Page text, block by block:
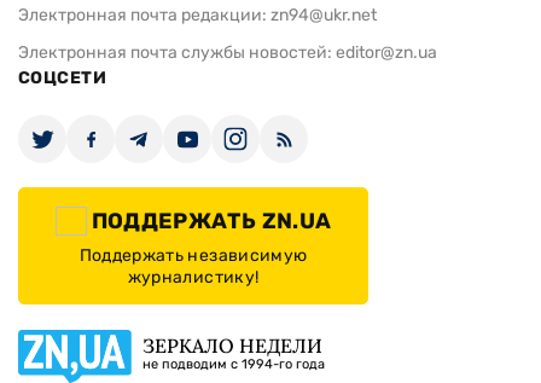
Электронная почта редакции: zn94@ukr.net
Электронная почта службы новостей: editor@zn.ua
СОЦСЕТИ
ПОДДЕРЖАТЬ ZN.UA
Поддержать независимую
журналистику!
ЗЕРКАЛО НЕДЕЛИ
не подводим с 1994-го года